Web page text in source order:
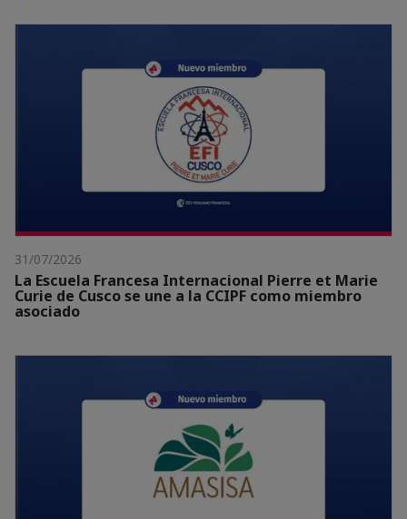
31/07/2026
La Escuela Francesa Internacional Pierre et Marie
Curie de Cusco se une a la CCIPF como miembro
asociado